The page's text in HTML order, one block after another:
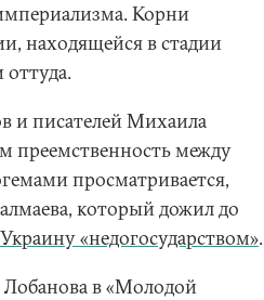
Корни
находящейся в стадии
оттуда.
и писателей Михаила
преемственность между
просматривается,
который дожил до
«недогосударством».
в «Молодой